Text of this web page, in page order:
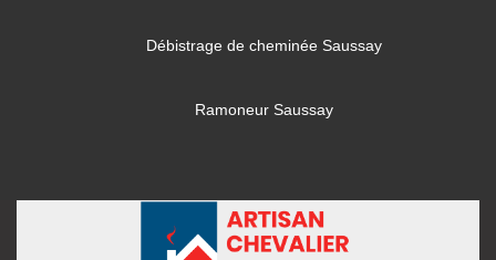
Débistrage de cheminée Saussay
Ramoneur Saussay